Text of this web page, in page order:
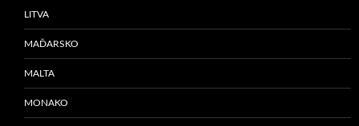
LITVA
MAĎARSKO
MALTA
MONAKO